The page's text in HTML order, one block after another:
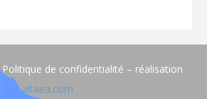
de confidentialité – réalisation
altaea.com